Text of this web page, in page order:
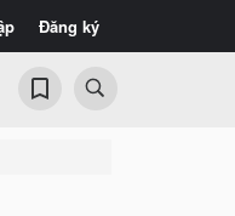
Đăng ký